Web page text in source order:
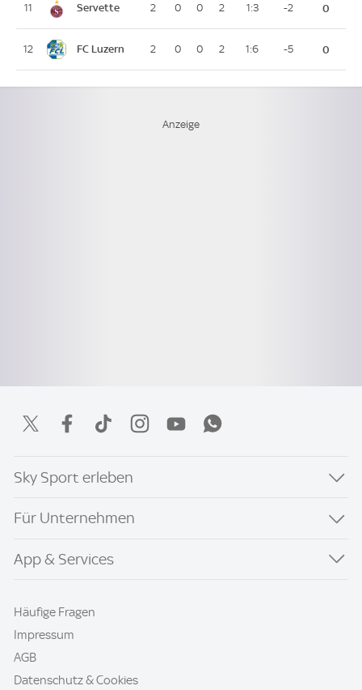
11 Servette 2 0 0 2 1:3 -2 0
12 FC Luzern 2 0 0 2 1:6 -5 0
Sky Sport erleben
Für Unternehmen
App & Services
Häufige Fragen
Impressum
AGB
Datenschutz & Cookies